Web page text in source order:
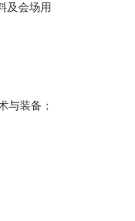
及会场用
与装备；